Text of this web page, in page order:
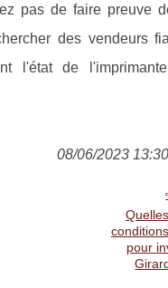
pas de faire preuve
des vendeurs
l'état de
08/06/2023
pour